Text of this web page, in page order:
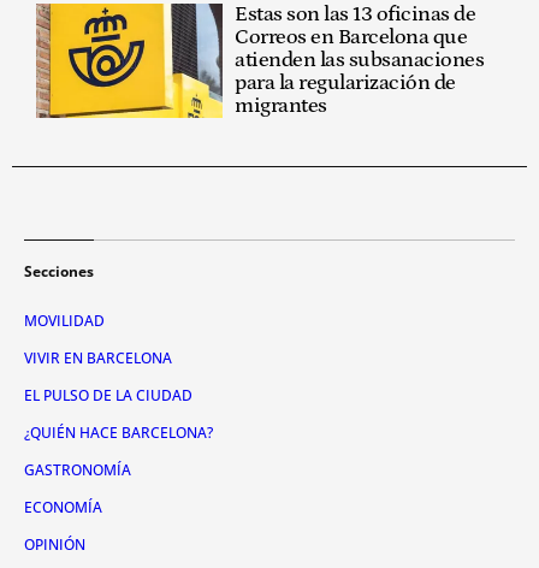
Estas son las 13 oficinas de
Correos en Barcelona que
atienden las subsanaciones
para la regularización de
migrantes
Secciones
MOVILIDAD
VIVIR EN BARCELONA
EL PULSO DE LA CIUDAD
¿QUIÉN HACE BARCELONA?
GASTRONOMÍA
ECONOMÍA
OPINIÓN